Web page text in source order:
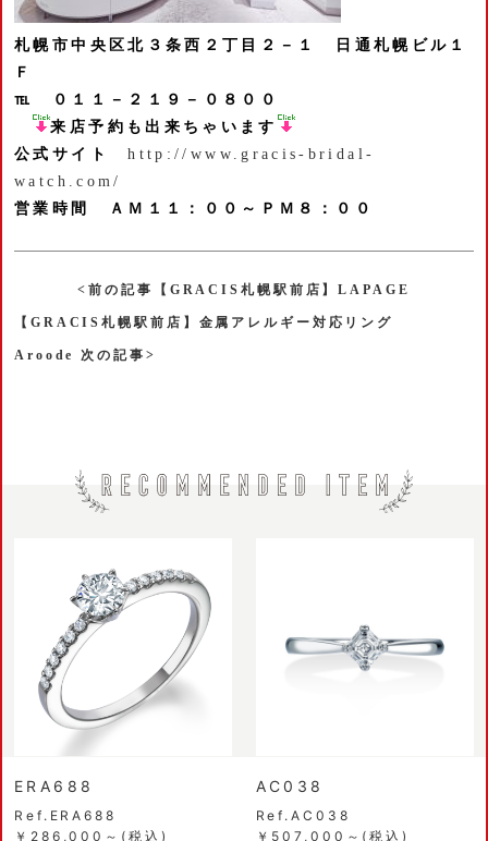
札幌市中央区北３条西２丁目２－１
日通札幌ビル１
Ｆ
℡ ０１１－２１９－０８００
来店予約も出来ちゃいます
公式サイト
http://www.gracis-bridal-
watch.com/
営業時間 ＡＭ１１：００～ＰＭ８：００
<前の記事【GRACIS札幌駅前店】LAPAGE
【GRACIS札幌駅前店】金属アレルギー対応リング
Aroode 次の記事>
ERA688
Ref.ERA688
￥286,000～(税込)
AC038
Ref.AC038
￥507,000～(税込)